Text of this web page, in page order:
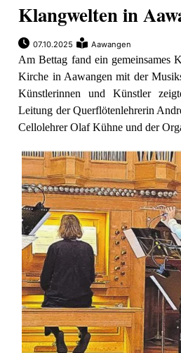
Klangwelten in
07.10.2025 Aawangen
Am Bettag fand ein gemeinsames
Kirche in Aawangen mit der
Künstlerinnen und Künstler
Leitung der Querflötenlehrerin
Cellolehrer Olaf Kühne und der